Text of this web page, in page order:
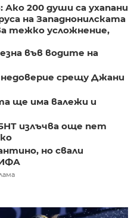
200 души са ухапани
на Западнонилската
тежко усложнение,
във водите на
срещу Джани
ще има валежи и
излъчва още пет
но свали